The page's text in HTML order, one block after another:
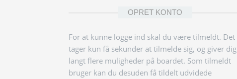
OPRET KONTO
For at kunne logge ind skal du være tilmeldt. Det
tager kun få sekunder at tilmelde sig, og giver dig
langt flere muligheder på boardet. Som tilmeldt
bruger kan du desuden få tildelt udvidede